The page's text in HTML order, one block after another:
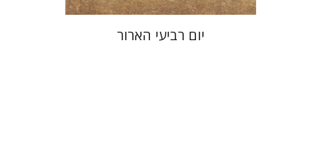
יום רביעי הארור